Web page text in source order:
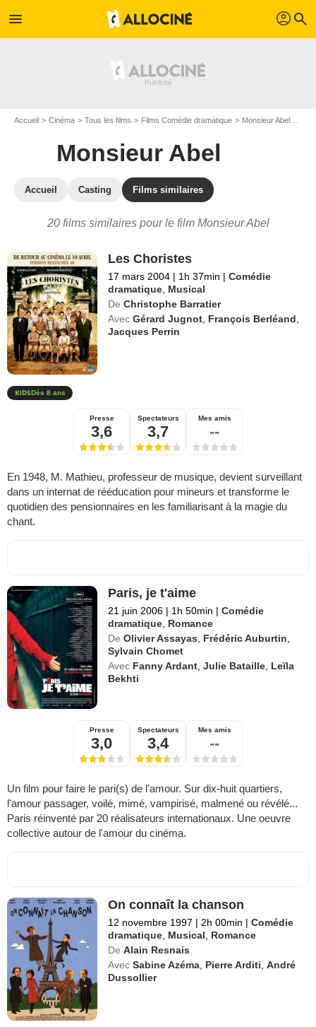
menu profil search
Accueil Cinéma Tous les films Films Comédie dramatique Monsieur Abel
Monsieur Abel
Accueil Casting Films similaires
20 films similaires pour le film Monsieur Abel
Les Choristes
17 mars 2004 | 1h 37min | Comédie
dramatique Musical
De Christophe Barratier
Avec Gérard Jugnot François Berléand
Jacques Perrin
Dès 8 ans
Presse
3,6
Spectateurs
3,7
Mes amis
--
En 1948, M. Mathieu, professeur de musique, devient surveillant
dans un internat de rééducation pour mineurs et transforme le
quotidien des pensionnaires en les familiarisant à la magie du
chant.
Paris, je t'aime
21 juin 2006 | 1h 50min | Comédie
dramatique Romance
De Olivier Assayas Frédéric Auburtin
Sylvain Chomet
Avec Fanny Ardant ,Julie Bataille Leïla
Bekhti
Presse
3,0
Spectateurs
3,4
Mes amis
--
Un film pour faire le pari(s) de l'amour. Sur dix-huit quartiers,
l'amour passager, voilé, mimé, vampirisé, malmené ou révélé...
Paris réinventé par 20 réalisateurs internationaux. Une oeuvre
collective autour de l'amour du cinéma.
On connaît la chanson
12 novembre 1997 | 2h 00min | Comédie
dramatique Musical
Romance
De Alain Resnais
Avec Sabine Azéma Pierre Arditi ,André
Dussollier